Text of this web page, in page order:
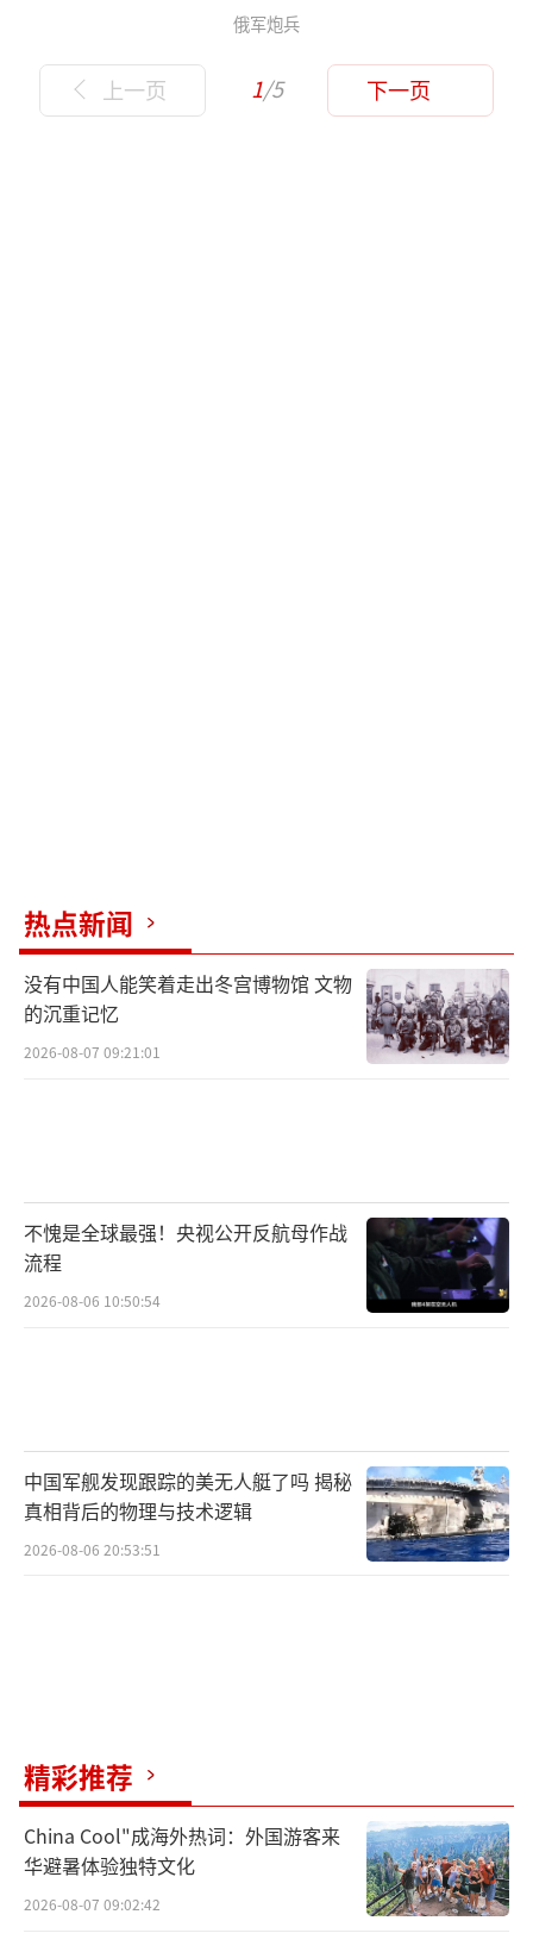
俄军炮兵
上一页 1/5 下一页
热点新闻
没有中国人能笑着走出冬宫博物馆 文物
的沉重记忆
2026-08-07 09:21:01
不愧是全球最强！央视公开反航母作战
流程
2026-08-06 10:50:54
中国军舰发现跟踪的美无人艇了吗 揭秘
真相背后的物理与技术逻辑
2026-08-06 20:53:51
精彩推荐
China Cool"成海外热词：外国游客来
华避暑体验独特文化
2026-08-07 09:02:42